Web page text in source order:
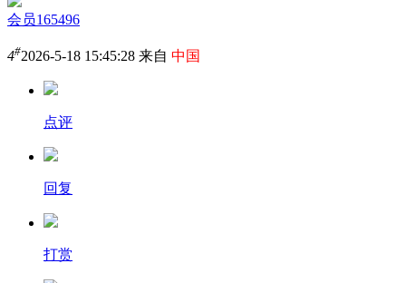
会员165496
4#2026-5-18 15:45:28 来自 中国
点评
回复
打赏